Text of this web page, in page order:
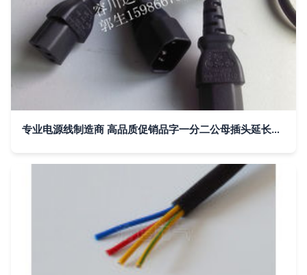
专业电源线制造商 高品质促销品字一分二公母插头延长线供应商